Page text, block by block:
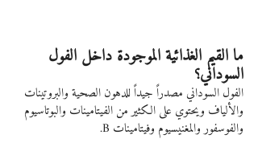
ما القيم الغذائية الموجودة داخل الفول
السوداني؟
الفول السوداني مصدراً جيداً للدهون الصحية والبروتينات
والألياف ويحتوي على الكثير من الفيتامينات والبوتاسيوم
والفوسفور والمغنيسيوم وفيتامينات B.